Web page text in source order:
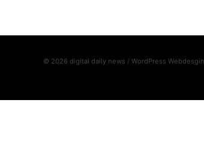
© 2026 digital daily news / WordPress